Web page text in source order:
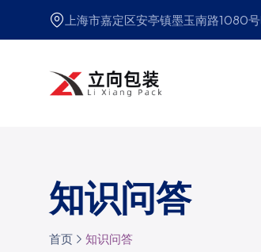
上海市嘉定区安亭镇墨玉南路1080号
知识问答
首页 知识问答